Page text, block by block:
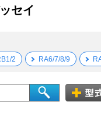
セイ
2 RA6/7/8/9